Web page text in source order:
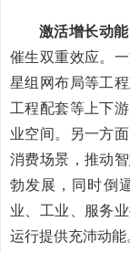
激活增长动能
催生双重效应。
星组网布局等工
工程配套等上下
业空间。另一方
消费场景，推动
勃发展，同时倒
业、工业、服务
运行提供充沛动能